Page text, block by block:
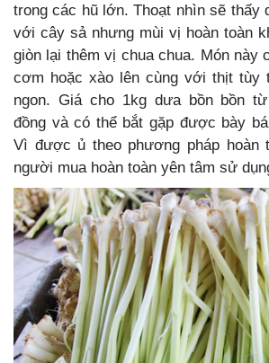
trong các hũ lớn. Thoạt nhìn sẽ thấy
với cây sả nhưng mùi vị hoàn toàn
giòn lại thêm vị chua chua. Món này
cơm hoặc xào lên cùng với thịt tùy
ngon. Giá cho 1kg dưa bồn bồn
đồng và có thể bắt gặp được bày
Vì được ủ theo phương pháp hoàn
người mua hoàn toàn yên tâm sử